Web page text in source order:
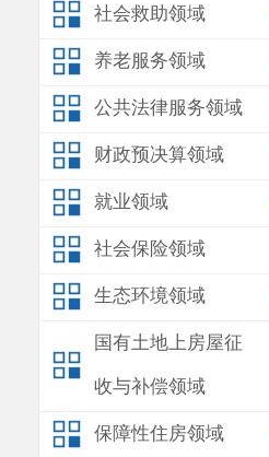
社会救助领域
养老服务领域
公共法律服务领域
财政预决算领域
就业领域
社会保险领域
生态环境领域
国有土地上房屋征
收与补偿领域
保障性住房领域